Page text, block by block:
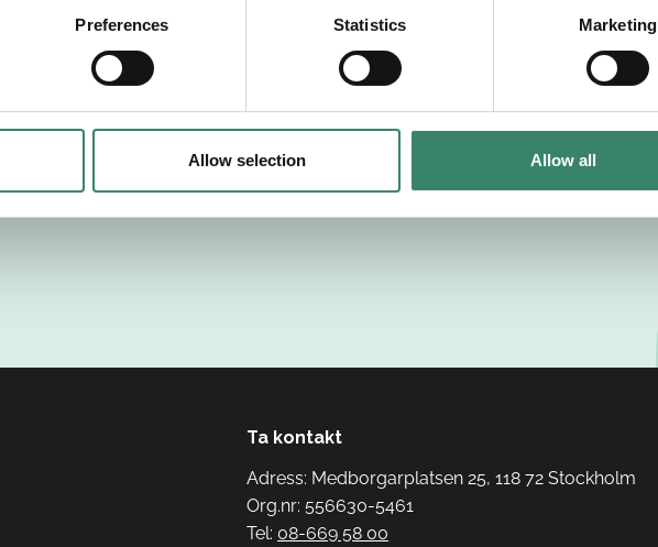
Preferences Statistics Marketing
Allow selection Allow all
Ta kontakt
Adress: Medborgarplatsen 25, 118 72 Stockholm
Org.nr: 556630-5461
Tel: 08-669 58 00